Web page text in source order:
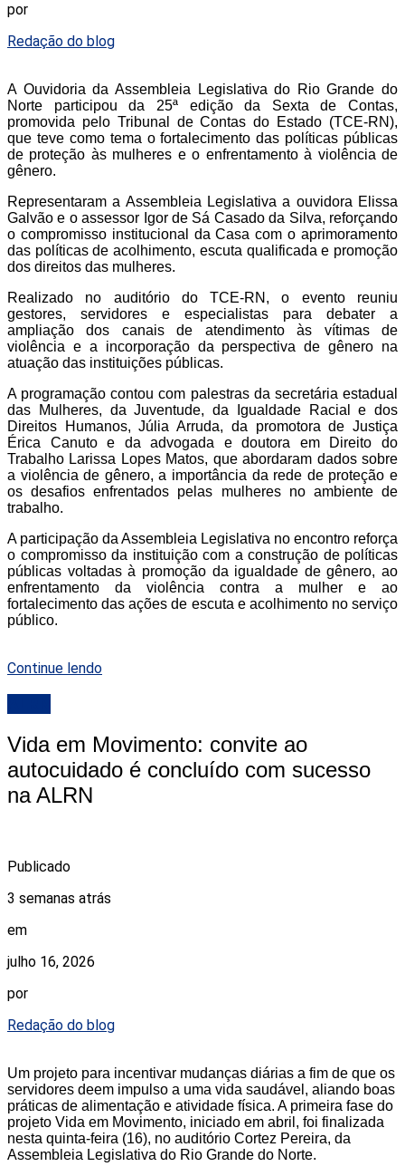
por
Redação do blog
A Ouvidoria da Assembleia Legislativa do Rio Grande do
Norte participou da 25ª edição da Sexta de Contas,
promovida pelo Tribunal de Contas do Estado (TCE-RN),
que teve como tema o fortalecimento das políticas públicas
de proteção às mulheres e o enfrentamento à violência de
gênero.
Representaram a Assembleia Legislativa a ouvidora Elissa
Galvão e o assessor Igor de Sá Casado da Silva, reforçando
o compromisso institucional da Casa com o aprimoramento
das políticas de acolhimento, escuta qualificada e promoção
dos direitos das mulheres.
Realizado no auditório do TCE-RN, o evento reuniu
gestores, servidores e especialistas para debater a
ampliação dos canais de atendimento às vítimas de
violência e a incorporação da perspectiva de gênero na
atuação das instituições públicas.
A programação contou com palestras da secretária estadual
das Mulheres, da Juventude, da Igualdade Racial e dos
Direitos Humanos, Júlia Arruda, da promotora de Justiça
Érica Canuto e da advogada e doutora em Direito do
Trabalho Larissa Lopes Matos, que abordaram dados sobre
a violência de gênero, a importância da rede de proteção e
os desafios enfrentados pelas mulheres no ambiente de
trabalho.
A participação da Assembleia Legislativa no encontro reforça
o compromisso da instituição com a construção de políticas
públicas voltadas à promoção da igualdade de gênero, ao
enfrentamento da violência contra a mulher e ao
fortalecimento das ações de escuta e acolhimento no serviço
público.
Continue lendo
Vida em Movimento: convite ao
autocuidado é concluído com sucesso
na ALRN
Publicado
3 semanas atrás
em
julho 16, 2026
por
Redação do blog
Um projeto para incentivar mudanças diárias a fim de que os
servidores deem impulso a uma vida saudável, aliando boas
práticas de alimentação e atividade física. A primeira fase do
projeto Vida em Movimento, iniciado em abril, foi finalizada
nesta quinta-feira (16), no auditório Cortez Pereira, da
Assembleia Legislativa do Rio Grande do Norte.